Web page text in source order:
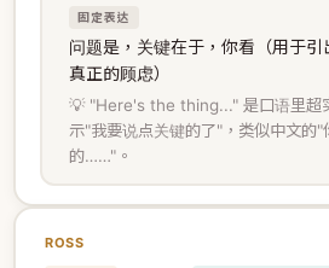
固定表达
问题是，关键在于，你看（用于
真正的顾虑）
💡 "Here's the thing..." 是口语里超
示"我要说点关键的了"，类似中文的"
的……"。
ROSS